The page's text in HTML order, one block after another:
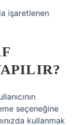
işaretlenen
seçeneğine
kullanmak